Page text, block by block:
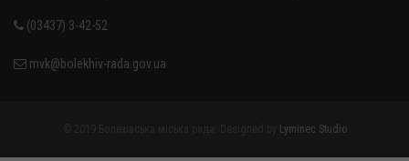
(03437) 3-42-52
mvk@bolekhiv-rada.gov.ua
Lyminec Studio